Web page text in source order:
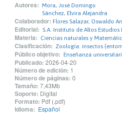
Autores: Mora, José Domingo
Sánchez, Elvira Alejandra
Colaborador: Flores Salazar, Oswaldo
Editorial: S.A. Instituto de Altos
Materia: Ciencias naturales y
Clasificación: Zoología: insectos
Público objetivo: Enseñanza
Publicado: 2026-04-20
Número de edición: 1
Número de páginas: 0
Tamaño: 7,43Mb
Soporte: Digital
Formato: Pdf (.pdf)
Idioma: Español